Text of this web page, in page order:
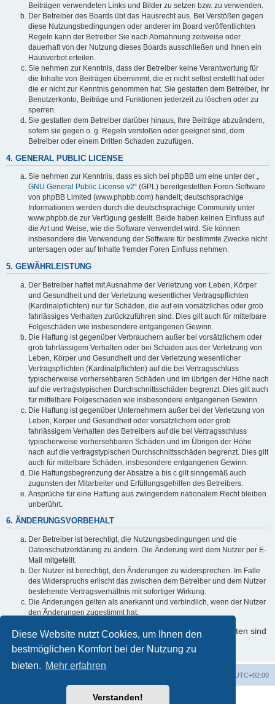
Diese Website nutzt Cookies, um Ihnen den
bestmöglichen Komfort bei der Nutzung zu
bieten. Mehr erfahren
Verstanden!
Beiträgen verwendeten Links und Bilder zu setzen bzw. zu verwenden.
Der Betreiber des Boards übt das Hausrecht aus. Bei Verstößen gegen
diese Nutzungsbedingungen oder anderer im Board veröffentlichten
Regeln kann der Betreiber Sie nach Abmahnung zeitweise oder
dauerhaft von der Nutzung dieses Boards ausschließen und Ihnen ein
Hausverbot erteilen.
Sie nehmen zur Kenntnis, dass der Betreiber keine Verantwortung für
die Inhalte von Beiträgen übernimmt, die er nicht selbst erstellt hat oder
die er nicht zur Kenntnis genommen hat. Sie gestatten dem Betreiber, Ihr
Benutzerkonto, Beiträge und Funktionen jederzeit zu löschen oder zu
sperren.
Sie gestatten dem Betreiber darüber hinaus, Ihre Beiträge abzuändern,
sofern sie gegen o. g. Regeln verstoßen oder geeignet sind, dem
Betreiber oder einem Dritten Schaden zuzufügen.
4. GENERAL PUBLIC LICENSE
Sie nehmen zur Kenntnis, dass es sich bei phpBB um eine unter der „
GNU General Public License v2“ (GPL) bereitgestellten Foren-Software
von phpBB Limited (www.phpbb.com) handelt; deutschsprachige
Informationen werden durch die deutschsprachige Community unter
www.phpbb.de zur Verfügung gestellt. Beide haben keinen Einfluss auf
die Art und Weise, wie die Software verwendet wird. Sie können
insbesondere die Verwendung der Software für bestimmte Zwecke nicht
untersagen oder auf Inhalte fremder Foren Einfluss nehmen.
5. GEWÄHRLEISTUNG
Der Betreiber haftet mit Ausnahme der Verletzung von Leben, Körper
und Gesundheit und der Verletzung wesentlicher Vertragspflichten
(Kardinalpflichten) nur für Schäden, die auf ein vorsätzliches oder grob
fahrlässiges Verhalten zurückzuführen sind. Dies gilt auch für mittelbare
Folgeschäden wie insbesondere entgangenen Gewinn.
Die Haftung ist gegenüber Verbrauchern außer bei vorsätzlichem oder
grob fahrlässigem Verhalten oder bei Schäden aus der Verletzung von
Leben, Körper und Gesundheit und der Verletzung wesentlicher
Vertragspflichten (Kardinalpflichten) auf die bei Vertragsschluss
typischerweise vorhersehbaren Schäden und im übrigen der Höhe nach
auf die vertragstypischen Durchschnittsschäden begrenzt. Dies gilt auch
für mittelbare Folgeschäden wie insbesondere entgangenen Gewinn.
Die Haftung ist gegenüber Unternehmern außer bei der Verletzung von
Leben, Körper und Gesundheit oder vorsätzlichem oder grob
fahrlässigem Verhalten des Betreibers auf die bei Vertragsschluss
typischerweise vorhersehbaren Schäden und im Übrigen der Höhe
nach auf die vertragstypischen Durchschnittsschäden begrenzt. Dies gilt
auch für mittelbare Schäden, insbesondere entgangenen Gewinn.
Die Haftungsbegrenzung der Absätze a bis c gilt sinngemäß auch
zugunsten der Mitarbeiter und Erfüllungsgehilfen des Betreibers.
Ansprüche für eine Haftung aus zwingendem nationalem Recht bleiben
unberührt.
6. ÄNDERUNGSVORBEHALT
Der Betreiber ist berechtigt, die Nutzungsbedingungen und die
Datenschutzerklärung zu ändern. Die Änderung wird dem Nutzer per E-
Mail mitgeteilt.
Der Nutzer ist berechtigt, den Änderungen zu widersprechen. Im Falle
des Widerspruchs erlischt das zwischen dem Betreiber und dem Nutzer
bestehende Vertragsverhältnis mit sofortiger Wirkung.
Die Änderungen gelten als anerkannt und verbindlich, wenn der Nutzer
den Änderungen zugestimmt hat.
Informationen über den Umgang mit Ihren persönlichen Daten sind
in der Datenschutzerklärung enthalten.
UTC+02:00
Powered byphpBB® Forum Software © phpBB Limited